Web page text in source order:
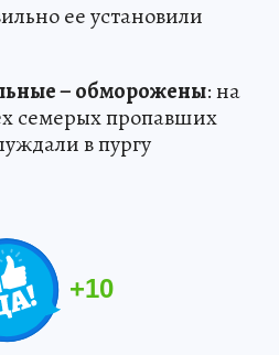
ее установили
– обморожены: на
семерых пропавших
в пургу
+10